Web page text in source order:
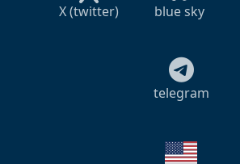
X (twitter) blue sky
telegram